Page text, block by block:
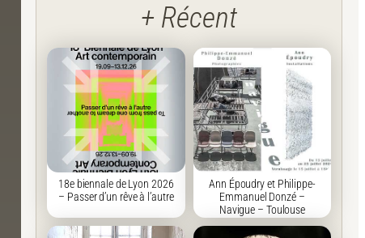
+ Récent
18e biennale de Lyon 2026
– Passer d’un rêve à l’autre
Ann Époudry et Philippe-
Emmanuel Donzé –
Navigue – Toulouse